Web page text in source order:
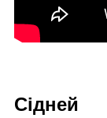
Сідней